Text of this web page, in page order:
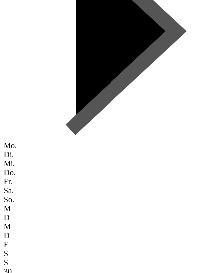
Mo.
Di.
Mi.
Do.
Fr.
Sa.
So.
M
D
M
D
F
S
S
30